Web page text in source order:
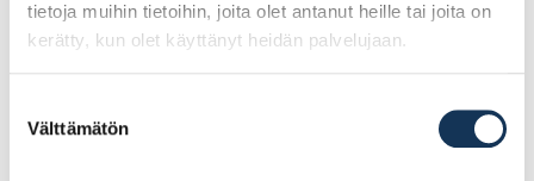
tietoja muihin tietoihin, joita olet antanut heille tai joita on
kerätty, kun olet käyttänyt heidän palvelujaan.
valinta
Välttämätön